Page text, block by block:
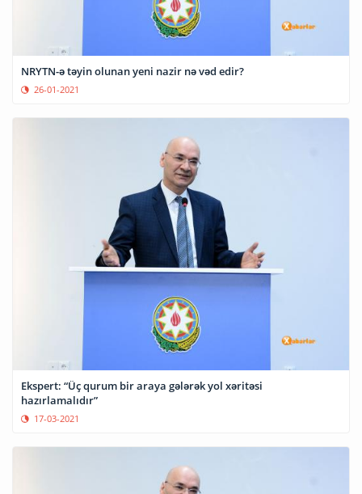
NRYTN-ə təyin olunan yeni nazir nə vəd edir?
26-01-2021
Ekspert: “Üç qurum bir araya gələrək yol xəritəsi
hazırlamalıdır”
17-03-2021